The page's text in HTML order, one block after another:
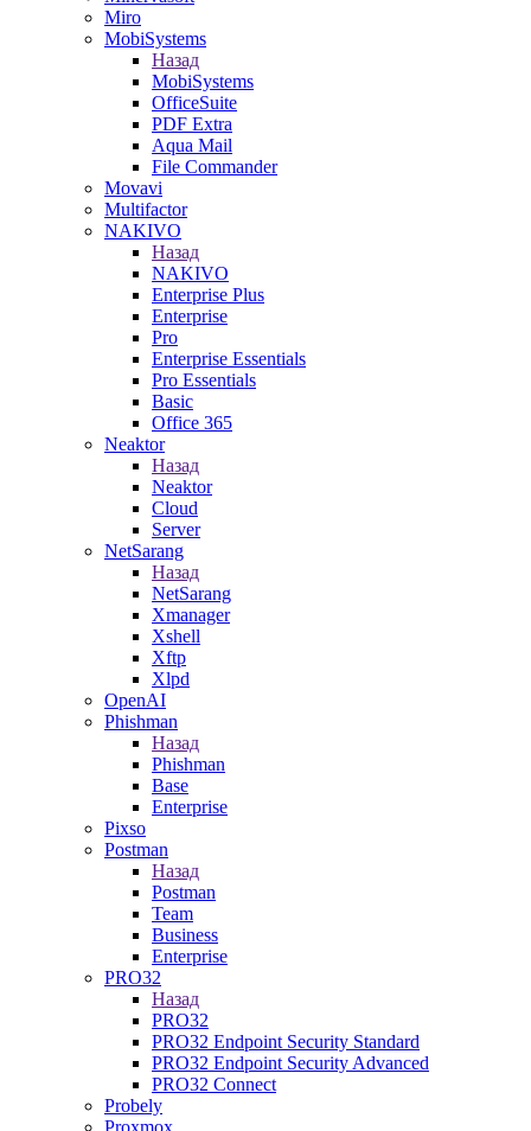
Miro
MobiSystems
Назад
MobiSystems
OfficeSuite
PDF Extra
Aqua Mail
File Commander
Movavi
Multifactor
NAKIVO
Назад
NAKIVO
Enterprise Plus
Enterprise
Pro
Enterprise Essentials
Pro Essentials
Basic
Office 365
Neaktor
Назад
Neaktor
Cloud
Server
NetSarang
Назад
NetSarang
Xmanager
Xshell
Xftp
Xlpd
OpenAI
Phishman
Назад
Phishman
Base
Enterprise
Pixso
Postman
Назад
Postman
Team
Business
Enterprise
PRO32
Назад
PRO32
PRO32 Endpoint Security Standard
PRO32 Endpoint Security Advanced
PRO32 Connect
Probely
Proxmox